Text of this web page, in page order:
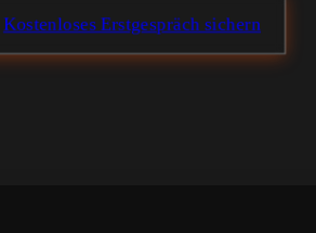
Kostenloses Erstgespräch sichern